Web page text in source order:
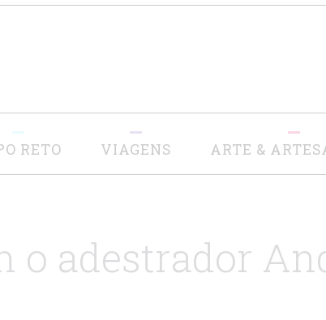
RETO VIAGENS ARTE &
o adestrador